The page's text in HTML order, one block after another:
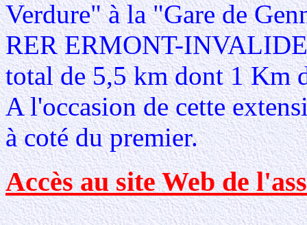
Verdure" à la "Gare de
RER ERMONT-
total de 5,5 km dont 1 Km
A l'occasion de cette
à coté du premier.
Accès au site Web de